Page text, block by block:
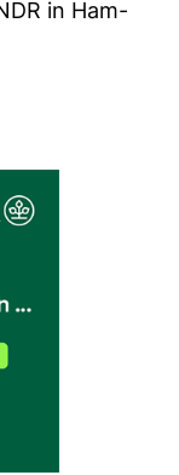
in Ham­